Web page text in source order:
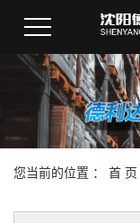
您当前的位置 ： 首 页